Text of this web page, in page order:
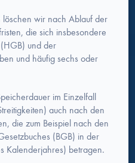
wir nach Ablauf der
die sich insbesondere
und der
und häufig sechs oder
im Einzelfall
auch nach den
die zum Beispiel nach den
(BGB) in der
Kalenderjahres) betragen.